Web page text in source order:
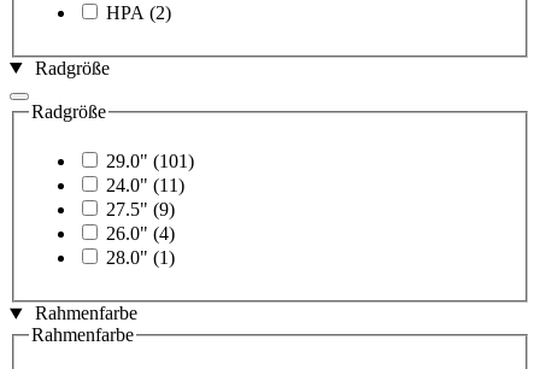
HPA (2)
Radgröße
Radgröße
29.0" (101)
24.0" (11)
27.5" (9)
26.0" (4)
28.0" (1)
Rahmenfarbe
Rahmenfarbe